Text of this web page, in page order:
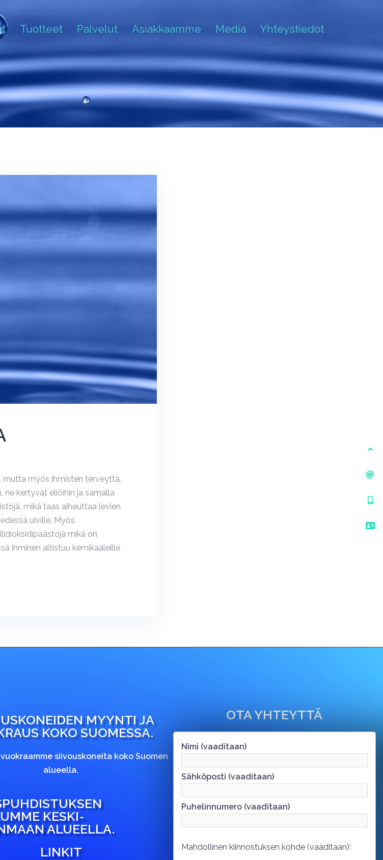
Tuotteet Palvelut Asiakkaamme Media Yhteystiedot
mutta myös ihmisten terveyttä.
ne kertyvät eliöihin ja samalla
mikä taas aiheuttaa levien
uiville. Myös
mikä on
ihminen altistuu kemikaaleille
MYYNTI JA
KOKO SUOMESSA.
siivouskoneita koko Suomen
alueella.
KESKI-
ALUEELLA.
LINKIT
OTA YHTEYTTÄ
Nimi (vaaditaan)
Sähköposti (vaaditaan)
Puhelinnumero (vaaditaan)
Mahdollinen kiinnostuksen kohde (vaaditaan):